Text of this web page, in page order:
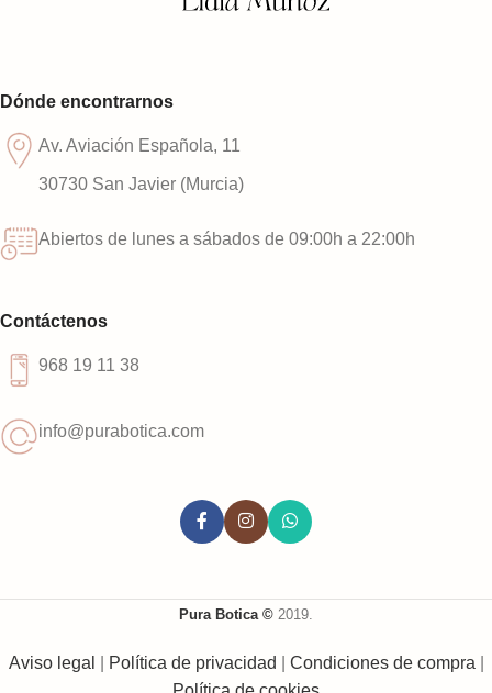
Dónde encontrarnos
Av. Aviación Española, 11
30730 San Javier (Murcia)
Abiertos de lunes a sábados de 09:00h a 22:00h
Contáctenos
968 19 11 38
info@purabotica.com
Pura Botica © 2019.
Aviso legal Política de privacidad Condiciones de compra